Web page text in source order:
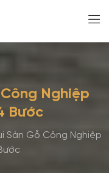
Nghiệp
Bước
Sàn Gỗ Công Nghiệp